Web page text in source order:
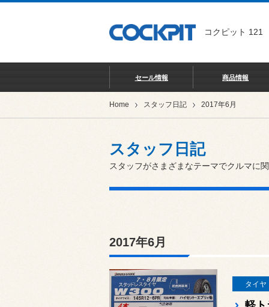
コクピット 121
セール情報 商品情報
Home スタッフ日記 2017年6月
スタッフ日記
スタッフがさまざまなテーマでクルマに
2017年6月
タイヤ